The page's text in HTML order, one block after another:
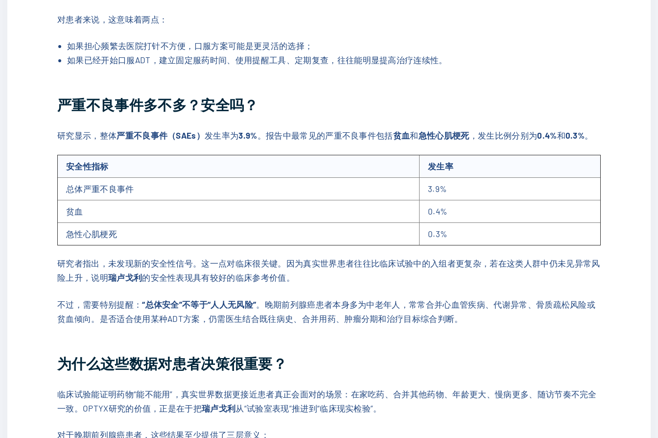
对患者来说，这意味着两点：
如果担心频繁去医院打针不方便，口服方案可能是更灵活的选择；
如果已经开始口服ADT，建立固定服药时间、使用提醒工具、定期复查，往往能明显提高治疗连续性。
严重不良事件多不多？安全吗？
研究显示，整体严重不良事件（SAEs） 发生率为3.9% 。报告中最常见的严重不良事件包括贫血和急性心肌梗死，发生比例分别为0.4%和0.3%
安全性指标 发生率
总体严重不良事件 3.9%
贫血 0.4%
急性心肌梗死 0.3%
研究者指出，未发现新的安全性信号。这一点对临床很关键。因为真实世界患者往往比临床试验中的入组者更复杂，若在这类人群中仍未见异常风
险上升，说明瑞卢戈利 的安全性表现具有较好的临床参考价值。
不过，需要特别提醒：“总体安全”不等于“人人无风险” 。晚期前列腺癌患者本身多为中老年人，常常合并心血管疾病、代谢异常、骨质疏松风险或
贫血倾向。是否适合使用某种ADT方案，仍需医生结合既往病史、合并用药、肿瘤分期和治疗目标综合判断。
为什么这些数据对患者决策很重要？
临床试验能证明药物“能不能用”，真实世界数据更接近患者真正会面对的场景：在家吃药、合并其他药物、年龄更大、慢病更多、随访节奏不完全
一致。OPTYX研究的价值，正是在于把瑞卢戈利从“试验室表现”推进到“临床现实检验”。
对于晚期前列腺癌患者，这些结果至少提供了三层意义：